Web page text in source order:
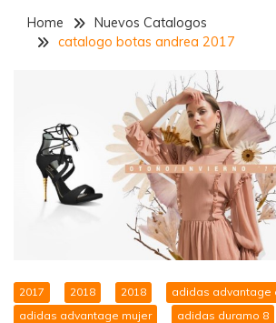
Home
Nuevos Catalogos
catalogo botas andrea 2017
2017 2018 2018
adidas advantage
adidas advantage mujer
adidas duramo 8